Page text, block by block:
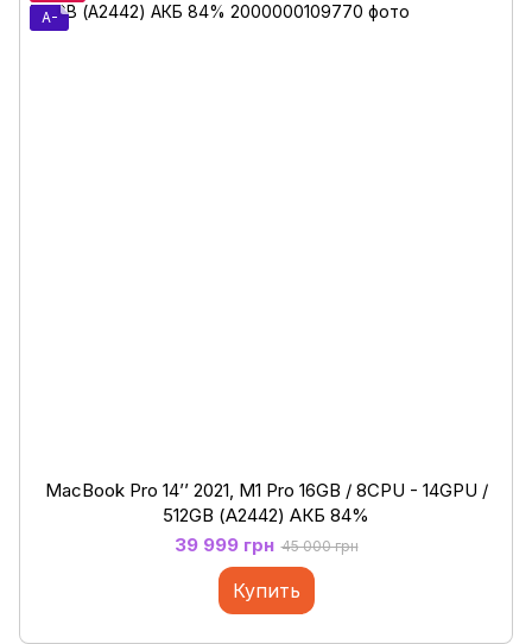
A-
MacBook Pro 14’’ 2021, M1 Pro 16GB / 8CPU - 14GPU /
512GB (А2442) АКБ 84%
39 999 грн 45 000 грн
Купить